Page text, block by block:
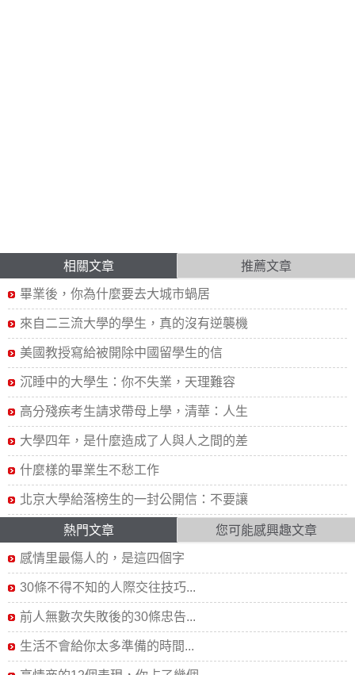
相關文章 推薦文章
畢業後，你為什麼要去大城市蝸居
來自二三流大學的學生，真的沒有逆襲機
美國教授寫給被開除中國留學生的信
沉睡中的大學生：你不失業，天理難容
高分殘疾考生請求帶母上學，清華：人生
大學四年，是什麼造成了人與人之間的差
什麼樣的畢業生不愁工作
北京大學給落榜生的一封公開信：不要讓
熱門文章 您可能感興趣文章
感情里最傷人的，是這四個字
30條不得不知的人際交往技巧...
前人無數次失敗後的30條忠告...
生活不會給你太多準備的時間...